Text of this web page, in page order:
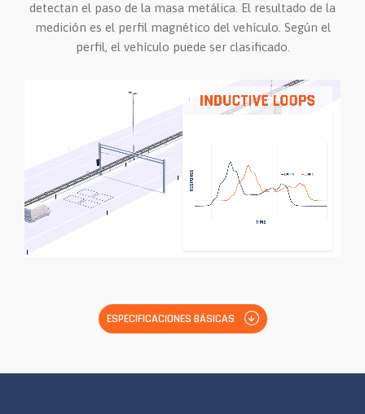
detectan el paso de la masa metálica. El resultado de la
medición es el perfil magnético del vehículo. Según el
perfil, el vehículo puede ser clasificado.
ESPECIFICACIONES BÁSICAS